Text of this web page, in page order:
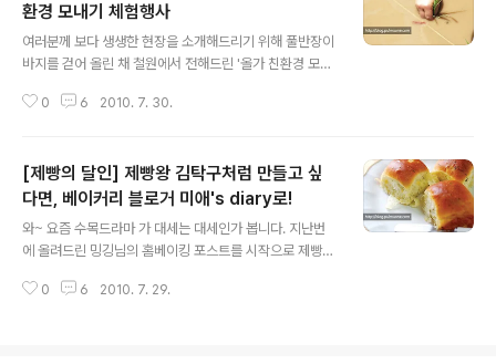
환경 모내기 체험행사
여러분께 보다 생생한 현장을 소개해드리기 위해 풀반장이
바지를 걷어 올린 채 철원에서 전해드린 '올가 친환경 모내
[복습하러가기 2편] 어린이들의 모내기 부터 우렁이 방사
무원 사외보 여름호에도 게재가 되어 소개해드립니다. :) 물
론, 풀반장의 현장감 넘치는 생생한 메이킹 스토리(위의 U
RL)와 조목조목 비교하며 보시면 더 재밌겠지요? 후후후..
(또 가고 싶지 말입니다~ :D) 2010 올가 친환경 모내기 체
들리던 맑은 땅 철원에 아이들의 함성이 차고 넘쳤다. 목젖
0 6 2010. 7. 30.
[제빵의 달인] 제빵왕 김탁구처럼 만들고 싶
다면, 베이커리 블로거 미애's diary로!
와~ 요즘 수목드라마 가 대세는 대세인가 봅니다. 지난번
에 올려드린 밍깅님의 홈베이킹 포스트를 시작으로 제빵왕
까지 제빵왕 김탁구에 관련된 포스트들에 대한 풀사이 가
0 6 2010. 7. 29.